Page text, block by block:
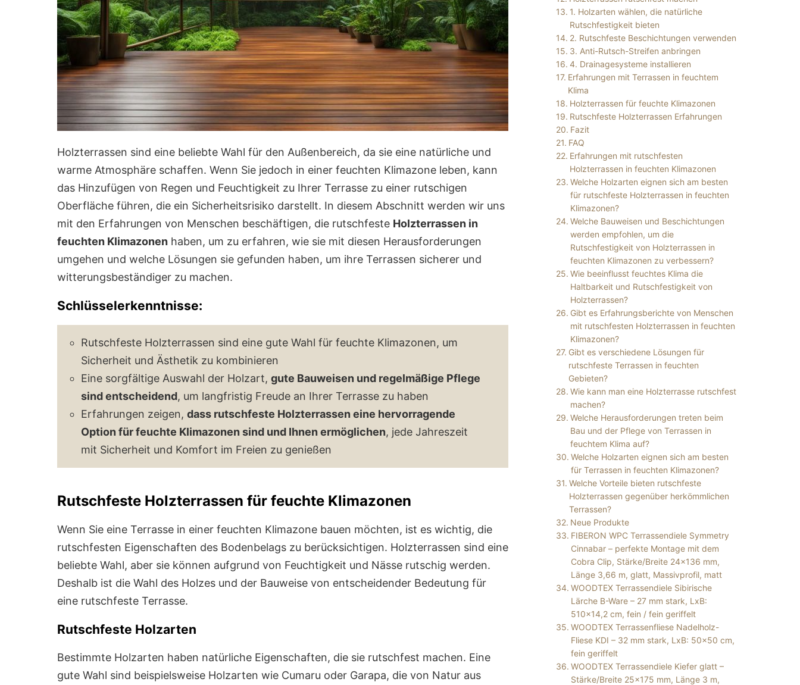
Holzterrassen sind eine beliebte Wahl für den Außenbereich, da sie eine natürliche und
warme Atmosphäre schaffen. Wenn Sie jedoch in einer feuchten Klimazone leben, kann
das Hinzufügen von Regen und Feuchtigkeit zu Ihrer Terrasse zu einer rutschigen
Oberfläche führen, die ein Sicherheitsrisiko darstellt. In diesem Abschnitt werden wir uns
mit den Erfahrungen von Menschen beschäftigen, die rutschfeste Holzterrassen in
feuchten Klimazonen haben, um zu erfahren, wie sie mit diesen Herausforderungen
umgehen und welche Lösungen sie gefunden haben, um ihre Terrassen sicherer und
witterungsbeständiger zu machen.
Schlüsselerkenntnisse:
Rutschfeste Holzterrassen sind eine gute Wahl für feuchte Klimazonen, um
Sicherheit und Ästhetik zu kombinieren
Eine sorgfältige Auswahl der Holzart, gute Bauweisen und regelmäßige Pflege
sind entscheidend, um langfristig Freude an Ihrer Terrasse zu haben
Erfahrungen zeigen, dass rutschfeste Holzterrassen eine hervorragende
Option für feuchte Klimazonen sind und Ihnen ermöglichen, jede Jahreszeit
mit Sicherheit und Komfort im Freien zu genießen
Rutschfeste Holzterrassen für feuchte Klimazonen
Wenn Sie eine Terrasse in einer feuchten Klimazone bauen möchten, ist es wichtig, die
rutschfesten Eigenschaften des Bodenbelags zu berücksichtigen. Holzterrassen sind eine
beliebte Wahl, aber sie können aufgrund von Feuchtigkeit und Nässe rutschig werden.
Deshalb ist die Wahl des Holzes und der Bauweise von entscheidender Bedeutung für
eine rutschfeste Terrasse.
Rutschfeste Holzarten
Bestimmte Holzarten haben natürliche Eigenschaften, die sie rutschfest machen. Eine
gute Wahl sind beispielsweise Holzarten wie Cumaru oder Garapa, die von Natur aus
1. Holzarten wählen, die natürliche
Rutschfestigkeit bieten
2. Rutschfeste Beschichtungen verwenden
3. Anti-Rutsch-Streifen anbringen
4. Drainagesysteme installieren
Erfahrungen mit Terrassen in feuchtem
Klima
Holzterrassen für feuchte Klimazonen
Rutschfeste Holzterrassen Erfahrungen
Fazit
FAQ
Erfahrungen mit rutschfesten
Holzterrassen in feuchten Klimazonen
Welche Holzarten eignen sich am besten
für rutschfeste Holzterrassen in feuchten
Klimazonen?
Welche Bauweisen und Beschichtungen
werden empfohlen, um die
Rutschfestigkeit von Holzterrassen in
feuchten Klimazonen zu verbessern?
Wie beeinflusst feuchtes Klima die
Haltbarkeit und Rutschfestigkeit von
Holzterrassen?
Gibt es Erfahrungsberichte von Menschen
mit rutschfesten Holzterrassen in feuchten
Klimazonen?
Gibt es verschiedene Lösungen für
rutschfeste Terrassen in feuchten
Gebieten?
Wie kann man eine Holzterrasse rutschfest
machen?
Welche Herausforderungen treten beim
Bau und der Pflege von Terrassen in
feuchtem Klima auf?
Welche Holzarten eignen sich am besten
für Terrassen in feuchten Klimazonen?
Welche Vorteile bieten rutschfeste
Holzterrassen gegenüber herkömmlichen
Terrassen?
Neue Produkte
FIBERON WPC Terrassendiele Symmetry
Cinnabar – perfekte Montage mit dem
Cobra Clip, Stärke/Breite 24×136 mm,
Länge 3,66 m, glatt, Massivprofil, matt
WOODTEX Terrassendiele Sibirische
Lärche B-Ware – 27 mm stark, LxB:
510×14,2 cm, fein / fein geriffelt
WOODTEX Terrassenfliese Nadelholz-
Fliese KDI – 32 mm stark, LxB: 50×50 cm,
fein geriffelt
WOODTEX Terrassendiele Kiefer glatt –
Stärke/Breite 25×175 mm, Länge 3 m,